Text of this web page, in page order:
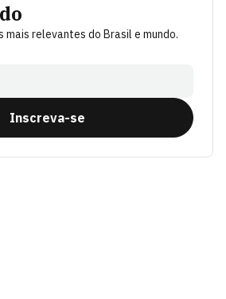
mais relevantes do Brasil e mundo.
Inscreva-se